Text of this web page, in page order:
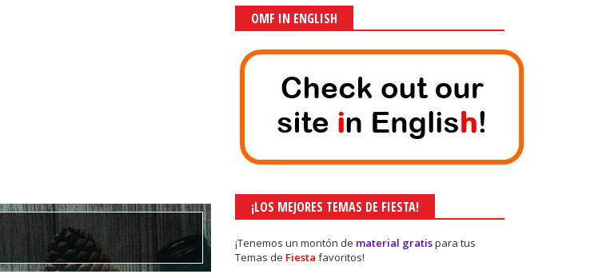
OMF IN ENGLISH
¡LOS MEJORES TEMAS DE FIESTA!
¡Tenemos un montón de material gratispara tus
Temas de Fiestafavoritos!